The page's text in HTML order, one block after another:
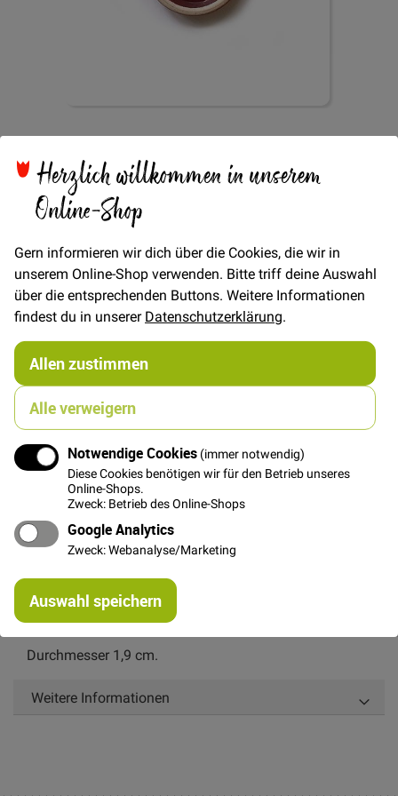
Herzlich willkommen in unserem
Online-Shop
Gern informieren wir dich über die Cookies, die wir in
unserem Online-Shop verwenden. Bitte triff deine Auswahl
über die entsprechenden Buttons. Weitere Informationen
findest du in unsererDatenschutzerklärung.
Allen zustimmen
Alle verweigern
Notwendige Cookies (immer notwendig)
Diese Cookies benötigen wir für den Betrieb unseres
Online-Shops.
Zweck: Betrieb des Online-Shops
Google Analytics
Zweck: Webanalyse/Marketing
Auswahl speichern
Anfang
der
Bildgalerie
springen
Knopf 4-Loch Circle
19mm - Bordeaux
VerfügbarkeitAuf Lager
1,00 €
STÜCK
Menge
In den Warenkorb
Bordeauxfarbener 4-Loch Plastikknopf mit
cremeweißem Rand.
Durchmesser 1,9 cm.
Weitere Informationen